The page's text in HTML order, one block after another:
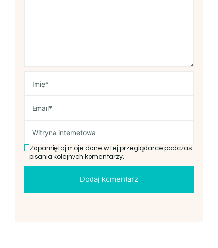
Zapamiętaj moje dane w tej przeglądarce podczas
pisania kolejnych komentarzy.